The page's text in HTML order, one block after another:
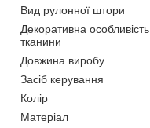
Вид рулонної штори
Декоративна особливість
тканини
Довжина виробу
Засіб керування
Колір
Матеріал